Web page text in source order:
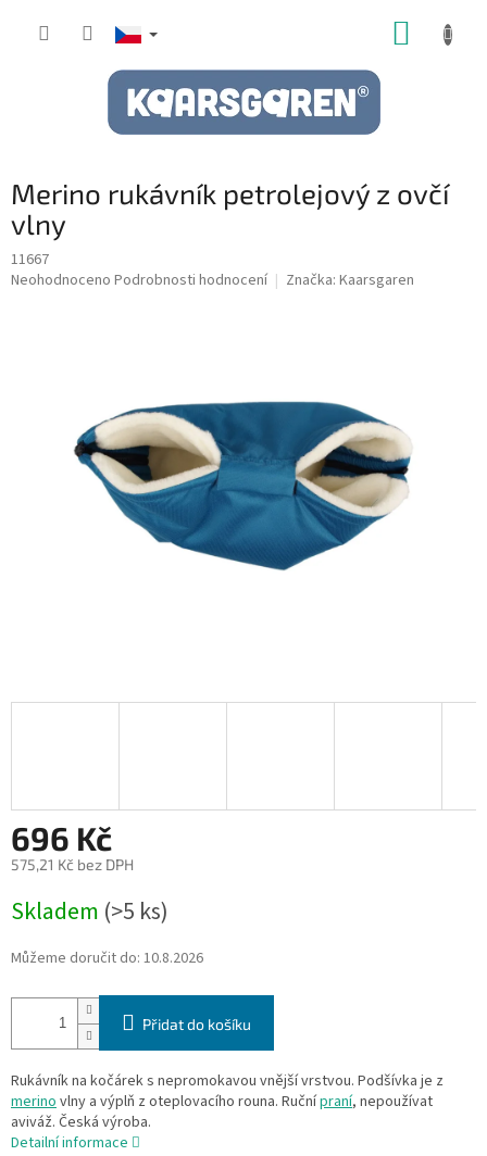
Merino rukávník petrolejový z ovčí
vlny
11667
Průměrné
Neohodnoceno Podrobnosti hodnocení Značka: Kaarsgaren
696 Kč
575,21 Kč bez DPH
cena:
Skladem (>5 ks)
Můžeme doručit do: 10.8.2026
Přidat do košíku
Rukávník na kočárek s nepromokavou vnější vrstvou. Podšívka je z
merinovlny a výplň z oteplovacího rouna. Ručnípraní, nepoužívat
aviváž. Česká výroba.
Detailní informace